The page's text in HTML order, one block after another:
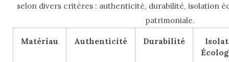
selon divers critères : authenticité, durabilité, isolation
patrimoniale.
Matériau Authenticité Durabilité